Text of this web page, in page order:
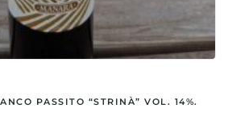
PASSITO “STRINÀ” VOL. 14%.